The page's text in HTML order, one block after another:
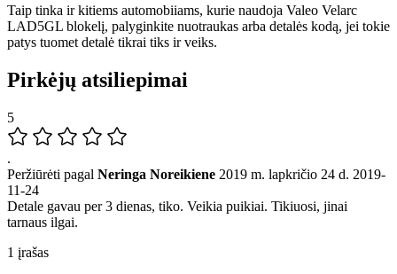
Taip tinka ir kitiems automobiiams, kurie naudoja Valeo Velarc
LAD5GL blokelį, palyginkite nuotraukas arba detalės kodą, jei tokie
patys tuomet detalė tikrai tiks ir veiks.
Pirkėjų atsiliepimai
5
.
Peržiūrėti pagal Neringa Noreikiene 2019 m. lapkričio 24 d. 2019-
11-24
Detale gavau per 3 dienas, tiko. Veikia puikiai. Tikiuosi, jinai
tarnaus ilgai.
1 įrašas